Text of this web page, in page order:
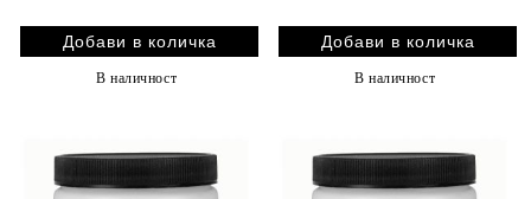
В наличност В наличност